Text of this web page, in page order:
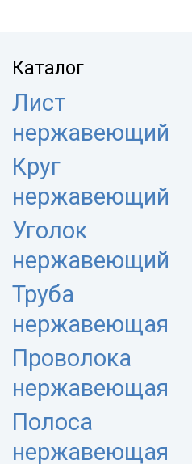
Каталог
Лист
нержавеющий
Круг
нержавеющий
Уголок
нержавеющий
Труба
нержавеющая
Проволока
нержавеющая
Полоса
нержавеющая